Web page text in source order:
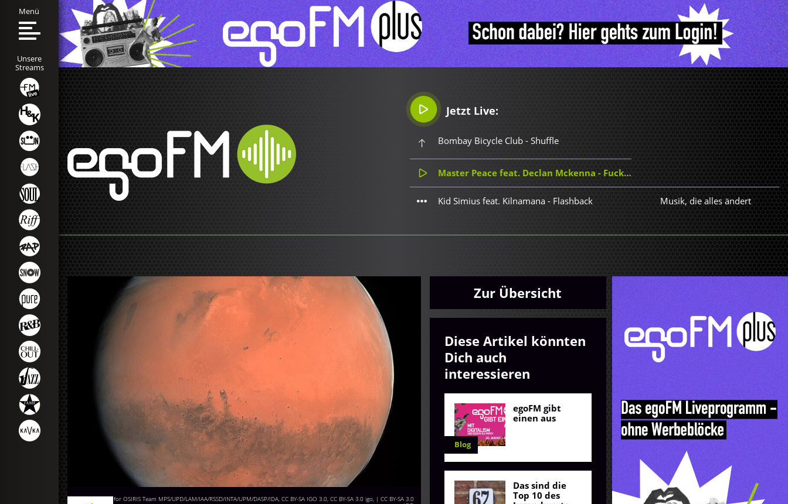
Jetzt Live:
Bombay Bicycle Club - Shuffle
Master Peace feat. Declan Mckenna - Fuck It Up
Kid Simius feat. Kilnamana - Flashback Musik, die alles ändert
Menü
Unsere
Streams
Von ESA & MPS for OSIRIS Team MPS/UPD/LAM/IAA/RSSD/INTA/UPM/DASP/IDA, CC BY-SA IGO 3.0, CC BY-SA 3.0 igo, | CC BY-SA 3.0
Zur Übersicht
Diese Artikel könnten
Dich auch
interessieren
Blog
egoFM gibt
einen aus
Das sind die
Top 10 des